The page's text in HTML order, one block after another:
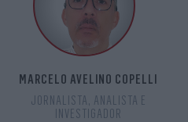
MARCELO AVELINO COPELLI
JORNALISTA, ANALISTA E
INVESTIGADOR